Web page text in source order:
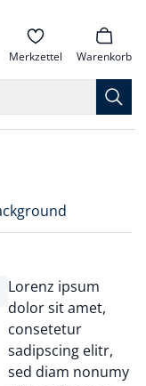
Merkzettel Warenkorb
Lorenz ipsum
dolor sit amet,
consetetur
sadipscing elitr,
sed diam nonumy